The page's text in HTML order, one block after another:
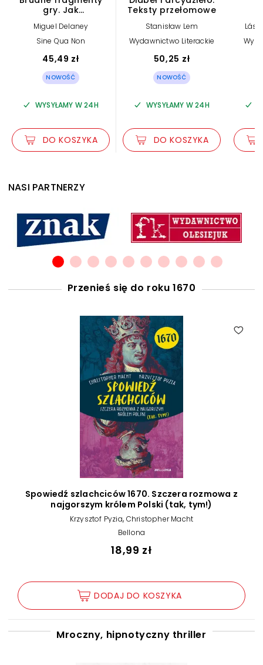
gry. Jak
chciwość i korupcja
przejęły współczesny
Miguel Delaney
Sine Qua Non
45,49 zł
NOWOŚĆ
WYSYŁAMY W 24H
DO KOSZYKA
Teksty przełomowe
Stanisław Lem
Wydawnictwo Literackie
50,25 zł
NOWOŚĆ
WYSYŁAMY W 24H
DO KOSZYKA
NASI PARTNERZY
Przenieś się do roku 1670
Spowiedź szlachciców 1670. Szczera rozmowa z
najgorszym królem Polski (tak, tym!)
Krzysztof Pyzia, Christopher Macht
Bellona
18,99 zł
DODAJ DO KOSZYKA
Mroczny, hipnotyczny thriller